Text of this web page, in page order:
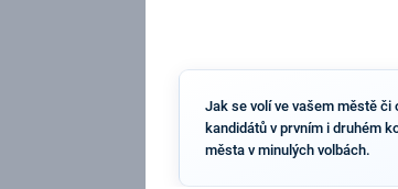
Jak se volí ve vašem městě či
kandidátů v prvním i druhém
města v minulých volbách.